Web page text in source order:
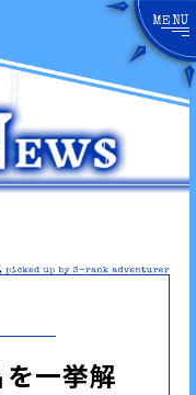
MENU
開
閉
す
る
一挙解